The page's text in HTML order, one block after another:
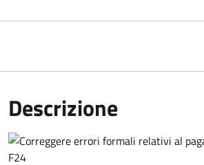
Descrizione